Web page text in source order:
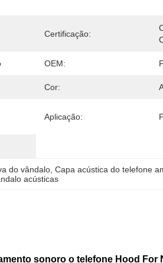
Certificação:
OEM:
Cor:
Aplicação:
do vândalo , Capa acústica do telefone
acústicas
sonoro o telefone Hood